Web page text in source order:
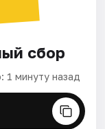
сбор
1 минуту назад